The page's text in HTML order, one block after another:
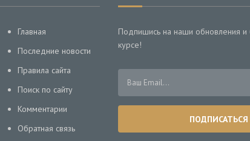
Главная
Последние новости
Правила сайта
Поиск по сайту
Комментарии
Обратная связь
Подпишись на наши обновления и
курсе!